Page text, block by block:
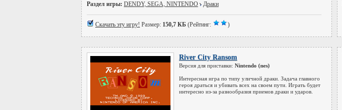
Раздел игры: DENDY, SEGA, NINTENDO Драки
Скачать эту игру! Размер: 150,7 КБ (Рейтинг: )
River City Ransom
Версия для приставки: Nintendo (nes)
Интересная игра по типу уличной драки. Задача главного
героя драться и убивать всех на своем пути. Играть будет
интересно из-за разнообразия приемов драки и ударов.